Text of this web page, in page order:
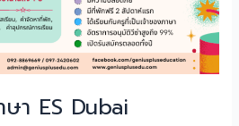
ษา ES Dubai